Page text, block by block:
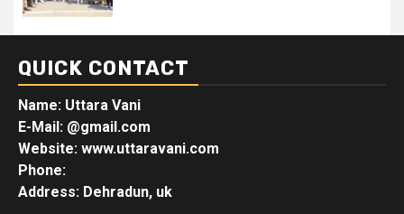
QUICK CONTACT
Name: Uttara Vani
E-Mail: @gmail.com
Website: www.uttaravani.com
Phone:
Address: Dehradun, uk